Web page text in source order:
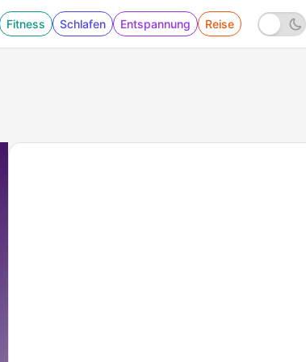
Fitness Schlafen Entspannung Reise